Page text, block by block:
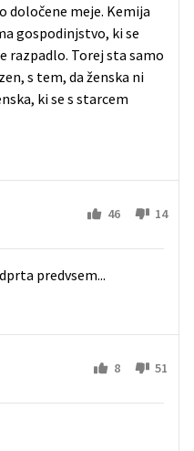
določene meje. Kemija
gospodinjstvo, ki se
razpadlo. Torej sta samo
s tem, da ženska ni
ki se s starcem
46 14
predvsem...
8 51